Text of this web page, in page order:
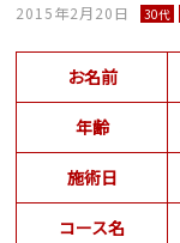
2015年2月20日 30代
お名前
年齢
施術日
コース名